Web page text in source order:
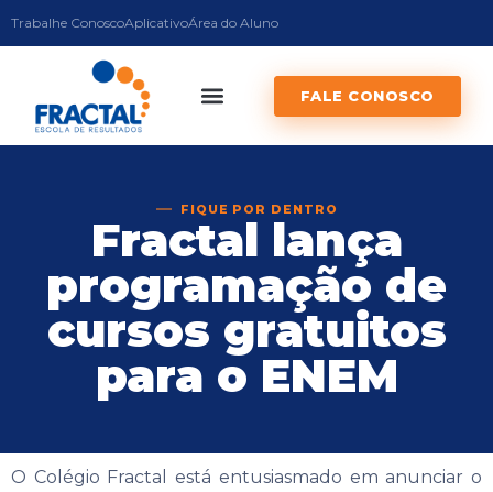
Trabalhe ConoscoAplicativoÁrea do Aluno
FALE CONOSCO
FIQUE POR DENTRO
Fractal lança
programação de
cursos gratuitos
para o ENEM
O Colégio Fractal está entusiasmado em anunciar o